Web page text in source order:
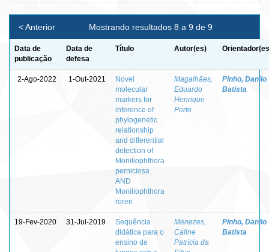
Mostrando resultados 8 a 9 de 9
< Anterior
Data de
publicação
Data de
defesa
Título Autor(es)
2-Ago-2022 1-Out-2021
Novel
molecular
markers for
inference of
phylogenetic
relationship
and differential
detection of
Moniliophthora
perniciosa
AND
Moniliophthora
roreri
Magalhães,
Eduardo
Henrique
Porto
Pinho, Danilo
Batista
19-Fev-2020 31-Jul-2019
Sequência
didática para o
ensino de
Menezes,
Caline
Patrícia da
Pinho, Danilo
Batista